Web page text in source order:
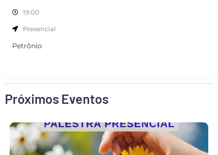
19:00
Presencial
Petrônio
Próximos Eventos